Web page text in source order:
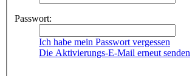
Passwort:
Ich habe mein Passwort vergessen
Die Aktivierungs-E-Mail erneut senden